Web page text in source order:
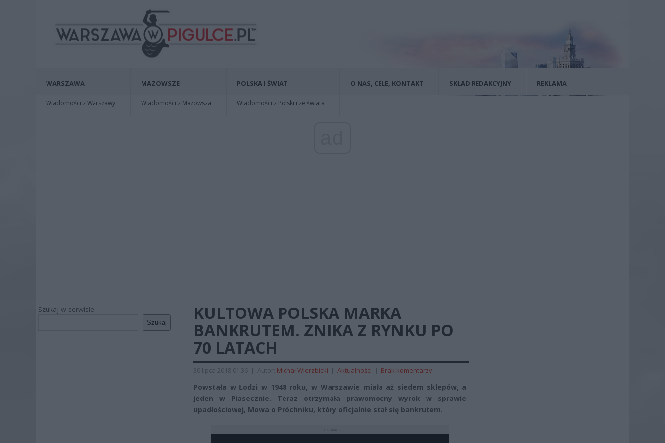
WARSZAWA
Wiadomości z Warszawy
MAZOWSZE
Wiadomości z Mazowsza
POLSKA I ŚWIAT
Wiadomości z Polski i ze świata
O NAS, CELE, KONTAKT SKŁAD REDAKCYJNY REKLAMA
Szukaj w serwisie
Szukaj
KULTOWA POLSKA MARKA
BANKRUTEM. ZNIKA Z RYNKU PO
70 LATACH
30 lipca 2018 01:36 | Autor: Michał Wierzbicki | Aktualności | Brak komentarzy
Powstała w Łodzi w 1948 roku, w Warszawie miała aż siedem sklepów, a
jeden w Piasecznie. Teraz otrzymała prawomocny wyrok w sprawie
upadłościowej, Mowa o Próchniku, który oficjalnie stał się bankrutem.